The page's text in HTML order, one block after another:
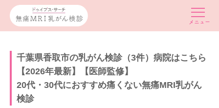
千葉県香取市の乳がん検診（3件）病院はこちら
【2026年最新】【医師監修】
20代・30代におすすめ痛くない無痛MRI乳がん
検診